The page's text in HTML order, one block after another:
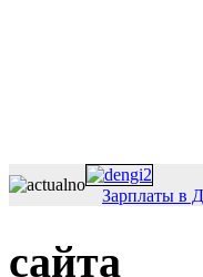
Зарплаты в
сайта